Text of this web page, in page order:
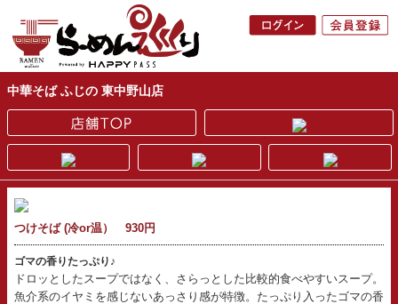
中華そば ふじの 東中野山店
つけそば (冷or温） 930円
ゴマの香りたっぷり♪
ドロッとしたスープではなく、さらっとした比較的食べやすいスープ。
魚介系のイヤミを感じないあっさり感が特徴。たっぷり入ったゴマの香